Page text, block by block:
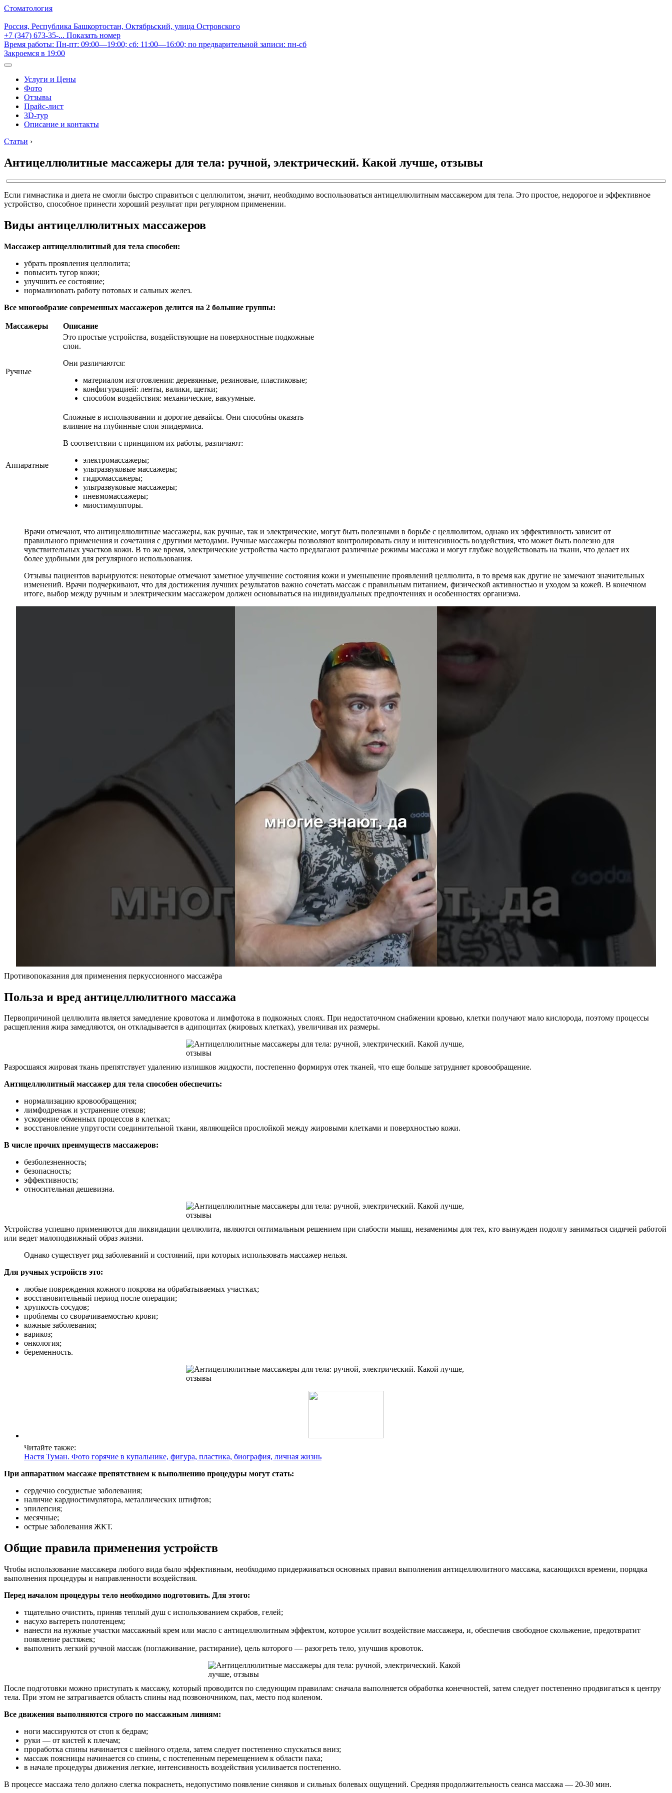
Стоматология
Россия, Республика Башкортостан, Октябрьский, улица Островского
+7 (347) 673-35-... Показать номер
Время работы: Пн-пт: 09:00—19:00; сб: 11:00—16:00; по предварительной записи: пн-сб
Закроемся в 19:00
Услуги и Цены
Фото
Отзывы
Прайс-лист
3D-тур
Описание и контакты
Статьи ›
Антицеллюлитные массажеры для тела: ручной, электрический. Какой лучше, отзывы
Если гимнастика и диета не смогли быстро справиться с целлюлитом, значит, необходимо воспользоваться антицеллюлитным массажером для тела. Это простое, недорогое и эффективное
устройство, способное принести хороший результат при регулярном применении.
Виды антицеллюлитных массажеров
Массажер антицеллюлитный для тела способен:
убрать проявления целлюлита;
повысить тугор кожи;
улучшить ее состояние;
нормализовать работу потовых и сальных желез.
Все многообразие современных массажеров делится на 2 большие группы:
Массажеры Описание
Ручные
Это простые устройства, воздействующие на поверхностные подкожные
слои.
Они различаются:
материалом изготовления: деревянные, резиновые, пластиковые;
конфигурацией: ленты, валики, щетки;
способом воздействия: механические, вакуумные.
Аппаратные
Сложные в использовании и дорогие девайсы. Они способны оказать
влияние на глубинные слои эпидермиса.
В соответствии с принципом их работы, различают:
электромассажеры;
ультразвуковые массажеры;
гидромассажеры;
ультразвуковые массажеры;
пневмомассажеры;
миостимуляторы.
Врачи отмечают, что антицеллюлитные массажеры, как ручные, так и электрические, могут быть полезными в борьбе с целлюлитом, однако их эффективность зависит от
правильного применения и сочетания с другими методами. Ручные массажеры позволяют контролировать силу и интенсивность воздействия, что может быть полезно для
чувствительных участков кожи. В то же время, электрические устройства часто предлагают различные режимы массажа и могут глубже воздействовать на ткани, что делает их
более удобными для регулярного использования.
Отзывы пациентов варьируются: некоторые отмечают заметное улучшение состояния кожи и уменьшение проявлений целлюлита, в то время как другие не замечают значительных
изменений. Врачи подчеркивают, что для достижения лучших результатов важно сочетать массаж с правильным питанием, физической активностью и уходом за кожей. В конечном
итоге, выбор между ручным и электрическим массажером должен основываться на индивидуальных предпочтениях и особенностях организма.
Противопоказания для применения перкуссионного массажёра
Польза и вред антицеллюлитного массажа
Первопричиной целлюлита является замедление кровотока и лимфотока в подкожных слоях. При недостаточном снабжении кровью, клетки получают мало кислорода, поэтому процессы
расщепления жира замедляются, он откладывается в адипоцитах (жировых клетках), увеличивая их размеры.
Разросшаяся жировая ткань препятствует удалению излишков жидкости, постепенно формируя отек тканей, что еще больше затрудняет кровообращение.
Антицеллюлитный массажер для тела способен обеспечить:
нормализацию кровообращения;
лимфодренаж и устранение отеков;
ускорение обменных процессов в клетках;
восстановление упругости соединительной ткани, являющейся прослойкой между жировыми клетками и поверхностью кожи.
В числе прочих преимуществ массажеров:
безболезненность;
безопасность;
эффективность;
относительная дешевизна.
Устройства успешно применяются для ликвидации целлюлита, являются оптимальным решением при слабости мышц, незаменимы для тех, кто вынужден подолгу заниматься сидячей работой
или ведет малоподвижный образ жизни.
Однако существует ряд заболеваний и состояний, при которых использовать массажер нельзя.
Для ручных устройств это:
любые повреждения кожного покрова на обрабатываемых участках;
восстановительный период после операции;
хрупкость сосудов;
проблемы со сворачиваемостью крови;
кожные заболевания;
варикоз;
онкология;
беременность.
Читайте также:
Настя Туман. Фото горячие в купальнике, фигура, пластика, биография, личная жизнь
При аппаратном массаже препятствием к выполнению процедуры могут стать:
сердечно сосудистые заболевания;
наличие кардиостимулятора, металлических штифтов;
эпилепсия;
месячные;
острые заболевания ЖКТ.
Общие правила применения устройств
Чтобы использование массажера любого вида было эффективным, необходимо придерживаться основных правил выполнения антицеллюлитного массажа, касающихся времени, порядка
выполнения процедуры и направленности воздействия.
Перед началом процедуры тело необходимо подготовить. Для этого:
тщательно очистить, приняв теплый душ с использованием скрабов, гелей;
насухо вытереть полотенцем;
нанести на нужные участки массажный крем или масло с антицеллюлитным эффектом, которое усилит воздействие массажера, и, обеспечив свободное скольжение, предотвратит
появление растяжек;
выполнить легкий ручной массаж (поглаживание, растирание), цель которого — разогреть тело, улучшив кровоток.
После подготовки можно приступать к массажу, который проводится по следующим правилам: сначала выполняется обработка конечностей, затем следует постепенно продвигаться к центру
тела. При этом не затрагивается область спины над позвоночником, пах, место под коленом.
Все движения выполняются строго по массажным линиям:
ноги массируются от стоп к бедрам;
руки — от кистей к плечам;
проработка спины начинается с шейного отдела, затем следует постепенно спускаться вниз;
массаж поясницы начинается со спины, с постепенным перемещением к области паха;
в начале процедуры движения легкие, интенсивность воздействия усиливается постепенно.
В процессе массажа тело должно слегка покраснеть, недопустимо появление синяков и сильных болевых ощущений. Средняя продолжительность сеанса массажа — 20-30 мин.